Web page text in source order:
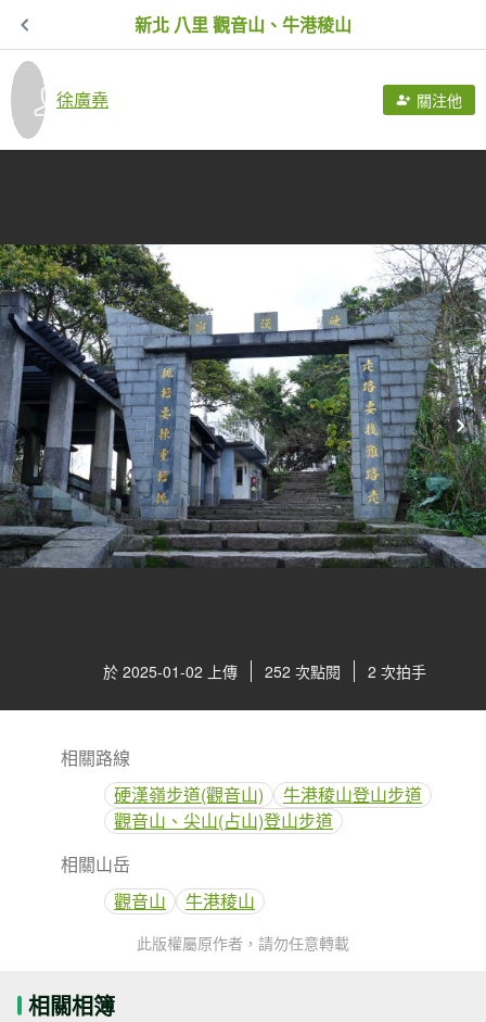
新北 八里 觀音山、牛港稜山
徐廣堯 關注他
於 2025-01-02 上傳 252 次點閱 2 次拍手
相關路線
硬漢嶺步道(觀音山)
牛港稜山登山步道
觀音山、尖山(占山)登山步道
相關山岳
觀音山
牛港稜山
此版權屬原作者，請勿任意轉載
相關相簿